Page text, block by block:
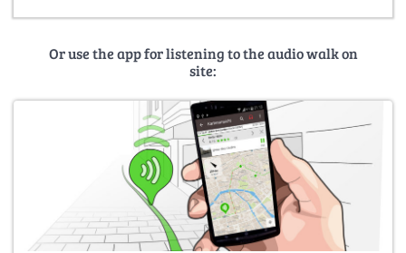
Or use the app for listening to the audio walk on
site: